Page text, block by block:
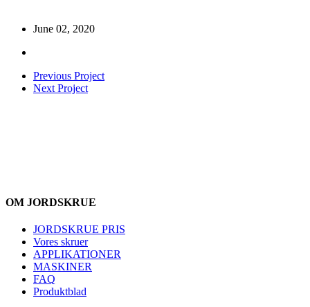
June 02, 2020
Previous Project
Next Project
OM JORDSKRUE
JORDSKRUE PRIS
Vores skruer
APPLIKATIONER
MASKINER
FAQ
Produktblad